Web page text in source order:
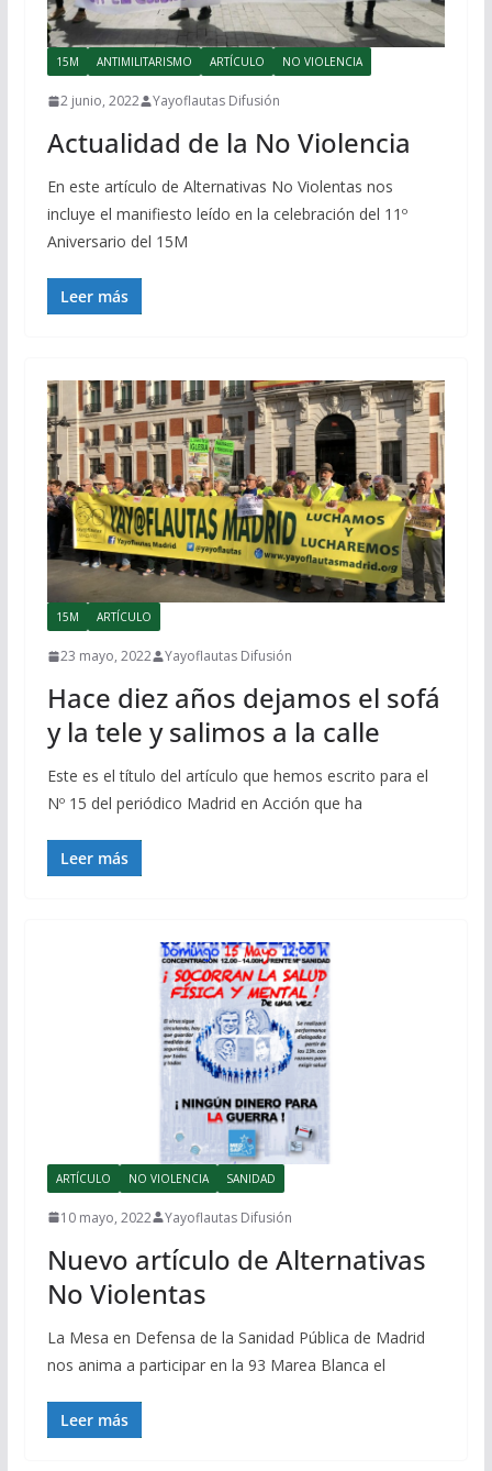
15M ANTIMILITARISMO ARTÍCULO NO VIOLENCIA
2 junio, 2022 Yayoflautas Difusión
Actualidad de la No Violencia
En este artículo de Alternativas No Violentas nos
incluye el manifiesto leído en la celebración del 11º
Aniversario del 15M
Leer más
15M ARTÍCULO
23 mayo, 2022 Yayoflautas Difusión
Hace diez años dejamos el sofá
y la tele y salimos a la calle
Este es el título del artículo que hemos escrito para el
Nº 15 del periódico Madrid en Acción que ha
Leer más
ARTÍCULO NO VIOLENCIA SANIDAD
10 mayo, 2022 Yayoflautas Difusión
Nuevo artículo de Alternativas
No Violentas
La Mesa en Defensa de la Sanidad Pública de Madrid
nos anima a participar en la 93 Marea Blanca el
Leer más